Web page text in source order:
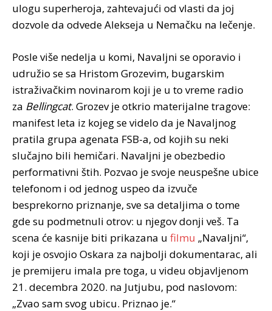
ulogu superheroja, zahtevajući od vlasti da joj
dozvole da odvede Alekseja u Nemačku na lečenje.
Posle više nedelja u komi, Navaljni se oporavio i
udružio se sa Hristom Grozevim, bugarskim
istraživačkim novinarom koji je u to vreme radio
za Bellingcat. Grozev je otkrio materijalne tragove:
manifest leta iz kojeg se videlo da je Navaljnog
pratila grupa agenata FSB-a, od kojih su neki
slučajno bili hemičari. Navaljni je obezbedio
performativni štih. Pozvao je svoje neuspešne ubice
telefonom i od jednog uspeo da izvuče
besprekorno priznanje, sve sa detaljima o tome
gde su podmetnuli otrov: u njegov donji veš. Ta
scena će kasnije biti prikazana u filmu „Navaljni“,
koji je osvojio Oskara za najbolji dokumentarac, ali
je premijeru imala pre toga, u videu objavljenom
21. decembra 2020. na Jutjubu, pod naslovom:
„Zvao sam svog ubicu. Priznao je.“